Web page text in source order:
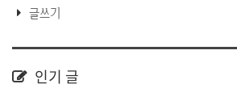
글쓰기
인기 글